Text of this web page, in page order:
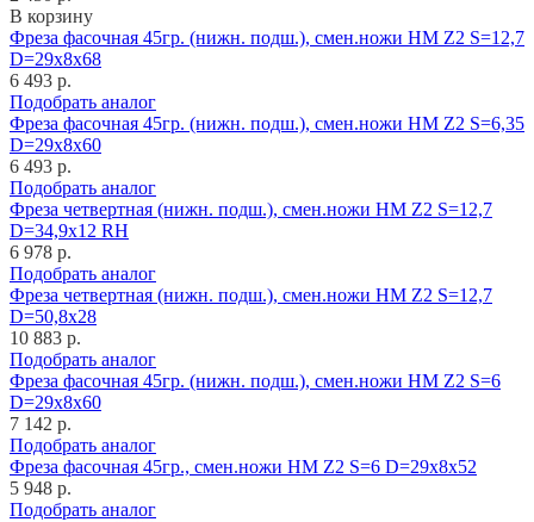
В корзину
Фреза фасочная 45гр. (нижн. подш.), смен.ножи HM Z2 S=12,7
D=29x8x68
6 493 р.
Подобрать аналог
Фреза фасочная 45гр. (нижн. подш.), смен.ножи HM Z2 S=6,35
D=29x8x60
6 493 р.
Подобрать аналог
Фреза четвертная (нижн. подш.), смен.ножи HM Z2 S=12,7
D=34,9x12 RH
6 978 р.
Подобрать аналог
Фреза четвертная (нижн. подш.), смен.ножи HM Z2 S=12,7
D=50,8x28
10 883 р.
Подобрать аналог
Фреза фасочная 45гр. (нижн. подш.), смен.ножи HM Z2 S=6
D=29x8x60
7 142 р.
Подобрать аналог
Фреза фасочная 45гр., смен.ножи HM Z2 S=6 D=29x8x52
5 948 р.
Подобрать аналог